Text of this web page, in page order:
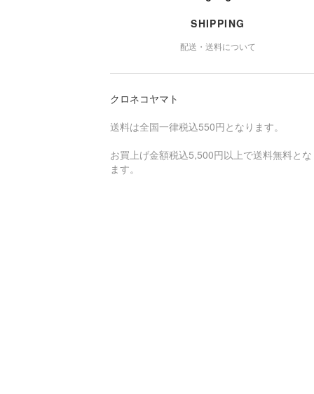
SHIPPING
配送・送料について
クロネコヤマト
送料は全国一律税込550円となります。
お買上げ金額税込5,500円以上で送料無料と
ます。